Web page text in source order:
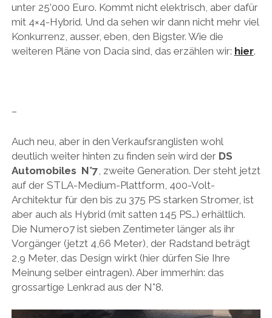
RENAULT/DACIA
SEAT
VOLVO
VORKRIEG
WEITERE TEUTONEN
unter 25’000 Euro. Kommt nicht elektrisch, aber dafür
mit 4×4-Hybrid. Und da sehen wir dann nicht mehr viel
Konkurrenz, ausser, eben, den Bigster. Wie die
weiteren Pläne von Dacia sind, das erzählen wir: hier.
–
Auch neu, aber in den Verkaufsranglisten wohl
deutlich weiter hinten zu finden sein wird der DS
Automobiles N°7 , zweite Generation. Der steht jetzt
auf der STLA-Medium-Plattform, 400-Volt-
Architektur für den bis zu 375 PS starken Stromer, ist
aber auch als Hybrid (mit satten 145 PS…) erhältlich.
Die Numero7 ist sieben Zentimeter länger als ihr
Vorgänger (jetzt 4,66 Meter), der Radstand beträgt
2,9 Meter, das Design wirkt (hier dürfen Sie Ihre
Meinung selber eintragen). Aber immerhin: das
grossartige Lenkrad aus der N°8.